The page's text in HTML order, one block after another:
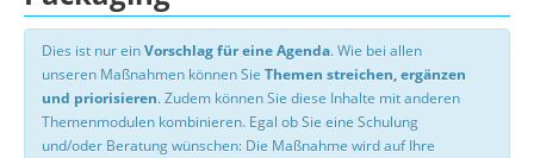
Dies ist nur einVorschlag für eine Agenda. Wie bei allen
unseren Maßnahmen können Sie Themen streichen, ergänzen
und priorisieren. Zudem können Sie diese Inhalte mit anderen
Themenmodulen kombinieren. Egal ob Sie eine Schulung
und/oder Beratung wünschen: Die Maßnahme wird auf Ihre